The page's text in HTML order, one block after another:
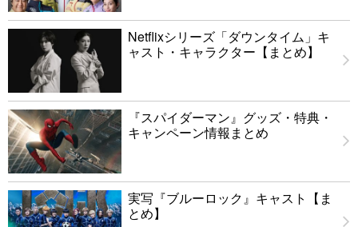
Netflixシリーズ「ダウンタイム」キ
ャスト・キャラクター【まとめ】
『スパイダーマン』グッズ・特典・
キャンペーン情報まとめ
実写『ブルーロック』キャスト【ま
とめ】